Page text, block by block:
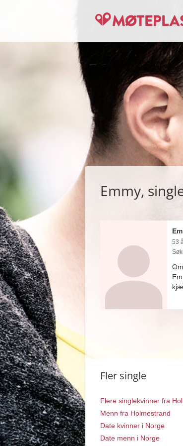
Emmy,
53
Fler single
Flere singlekvinner fra
Menn fra Holmestrand
Date kvinner i Norge
Date menn i Norge